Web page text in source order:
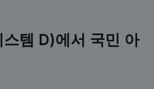
템 D)에서 국민 아